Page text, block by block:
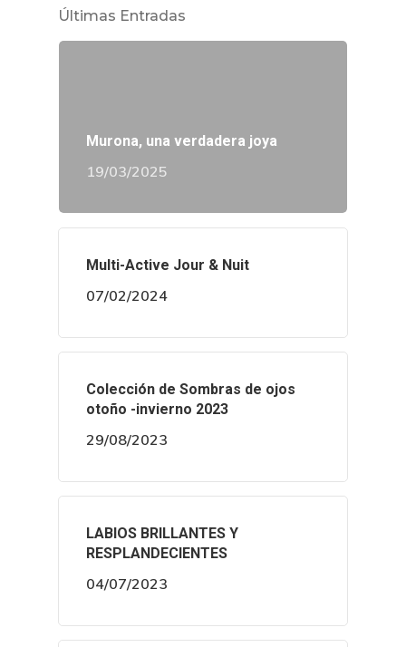
Últimas Entradas
Murona, una verdadera joya
19/03/2025
Multi-Active Jour & Nuit
07/02/2024
Colección de Sombras de ojos
otoño -invierno 2023
29/08/2023
LABIOS BRILLANTES Y
RESPLANDECIENTES
04/07/2023